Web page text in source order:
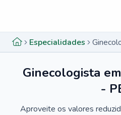
Especialidades
Ginecologista
-
Aproveite os valores